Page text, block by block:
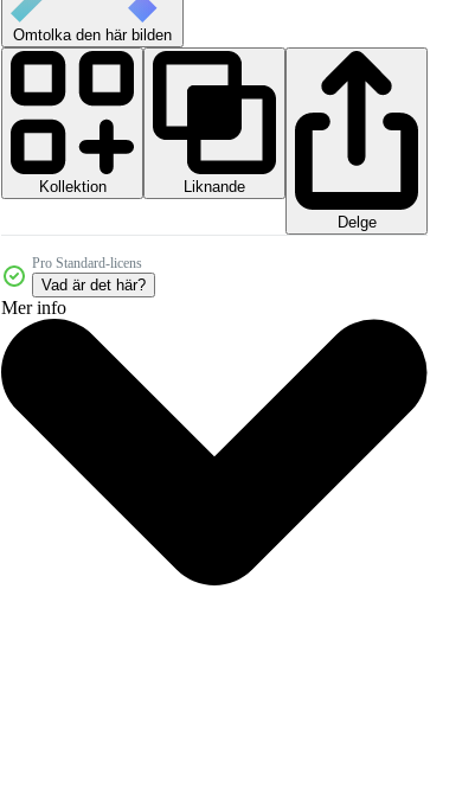
Omtolka den här bilden
Kollektion
Liknande
Delge
Pro Standard-licens
Vad är det här?
Mer info